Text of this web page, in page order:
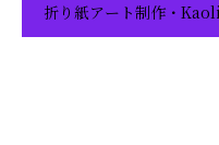
折り紙アート制作・